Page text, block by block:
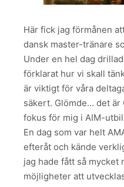
Här fick jag förmånen
dansk master-tränare
Under en hel dag
förklarat hur vi skall
är viktigt för våra
säkert. Glömde… det är
fokus för mig i AIM-
En dag som var helt
efteråt och kände
jag hade fått så mycket
möjligheter att